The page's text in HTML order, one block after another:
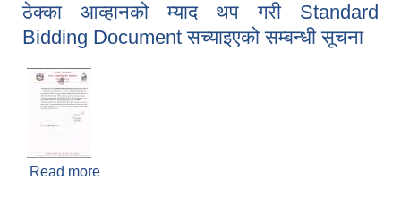
ठेक्का आव्हानको म्याद थप गरी Standard
Bidding Document सच्याइएको सम्बन्धी सूचना
Read more